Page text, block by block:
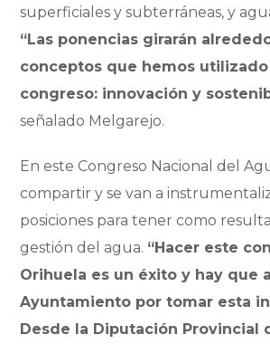
superficiales y subterráneas, y
“Las ponencias girarán
conceptos que hemos
congreso: innovación y
señalado Melgarejo.
En este Congreso Nacional del
compartir y se van a
posiciones para tener como
gestión del agua. “Hacer este
Orihuela es un éxito y hay que
Ayuntamiento por tomar esta
Desde la Diputación Provincial